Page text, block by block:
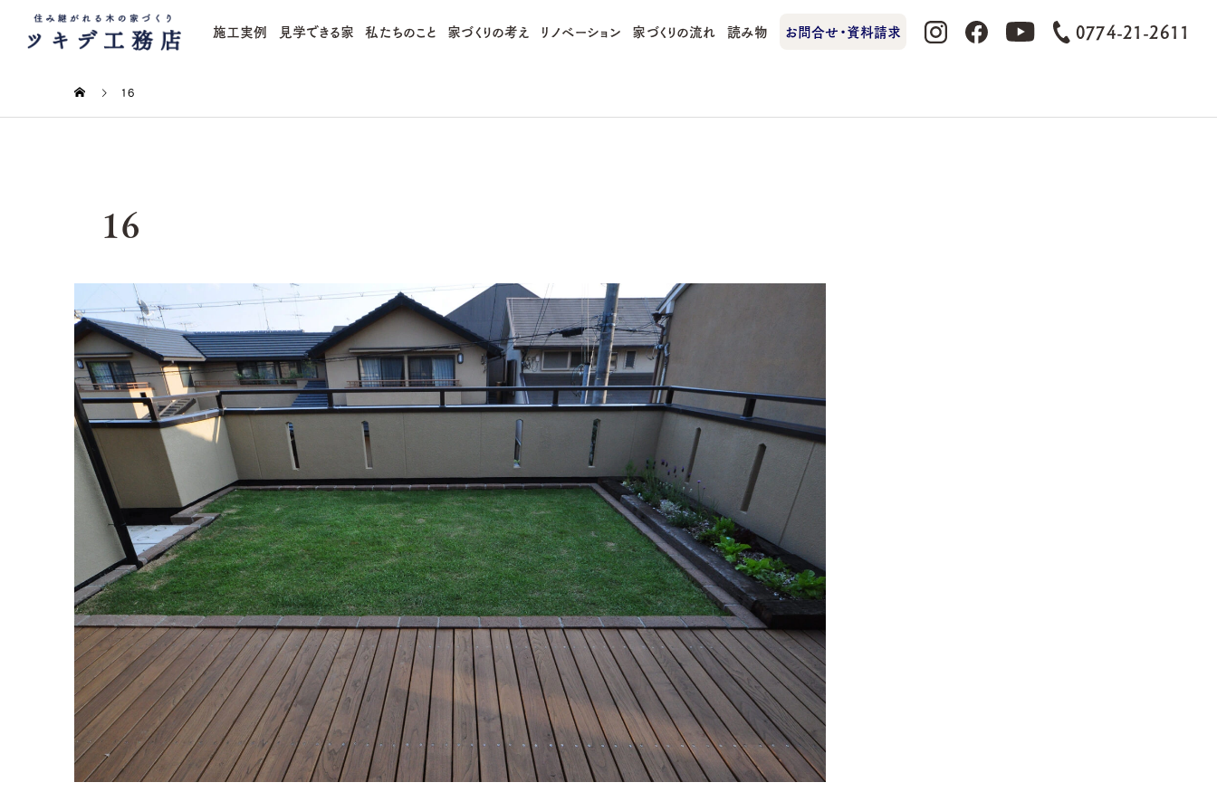
施工実例 見学できる家 私たちのこと 家づくりの考え リノベーション 家づくりの流れ 読み物 お問合せ・資料請求 0774-21-2611
16
16